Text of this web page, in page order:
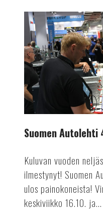
Suomen
Autolehti
4/24
ilmestyy!
Suomen
Kuluvan vuoden
ilmestynyt! Suomen
ulos painokoneista!
keskiviikko 16.10. ja...